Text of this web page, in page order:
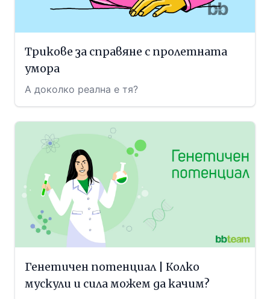
Трикове за справяне с пролетната
умора
А доколко реална е тя?
Генетичен потенциал | Колко
мускули и сила можем да качим?